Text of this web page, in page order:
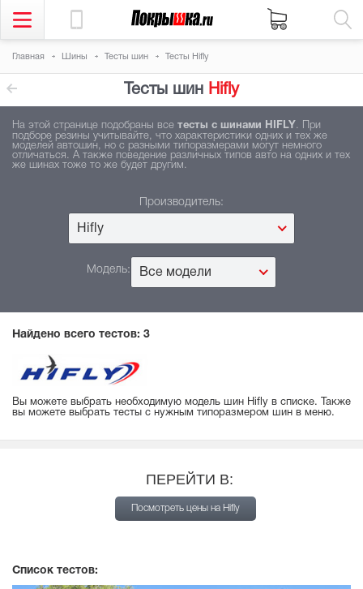
Главная Шины Тесты шин Тесты Hifly
Тесты шин Hifly
На этой странице подобраны все тесты с шинами HIFLY. При
подборе резины учитывайте, что характеристики одних и тех же
моделей автошин, но с разными типоразмерами могут немного
отличаться. А также поведение различных типов авто на одних и тех
же шинах тоже то же будет другим.
Производитель:
Hifly
Модель: Все модели
Найдено всего тестов: 3
Вы можете выбрать необходимую модель шин Hifly в списке. Также
вы можете выбрать тесты с нужным типоразмером шин в меню.
ПЕРЕЙТИ В:
Посмотреть цены на Hifly
Список тестов: